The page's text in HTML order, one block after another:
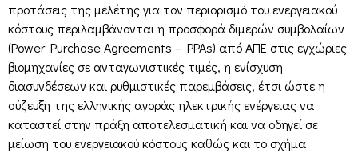
προτάσεις της μελέτης για τον περιορισμό του ενεργειακού
κόστους περιλαμβάνονται η προσφορά διμερών συμβολαίων
(Power Purchase Agreements – PPAs) από ΑΠΕ στις εγχώριες
βιομηχανίες σε ανταγωνιστικές τιμές, η ενίσχυση
διασυνδέσεων και ρυθμιστικές παρεμβάσεις, έτσι ώστε η
σύζευξη της ελληνικής αγοράς ηλεκτρικής ενέργειας να
καταστεί στην πράξη αποτελεσματική και να οδηγεί σε
μείωση του ενεργειακού κόστους καθώς και το σχήμα